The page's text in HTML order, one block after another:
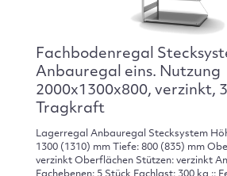
Fachbodenregal
Anbauregal eins. Nutzung
2000x1300x800, verzinkt,
Tragkraft
Lagerregal Anbauregal Stecksystem
1300 (1310) mm Tiefe: 800 (835) mm
verzinkt Oberflächen Stützen: verzinkt